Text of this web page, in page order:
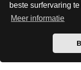
beste surfervaring
Meer informatie